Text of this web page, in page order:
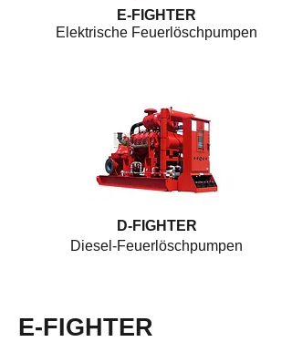
E-FIGHTER
Elektrische Feuerlöschpumpen
D-FIGHTER
Diesel-Feuerlöschpumpen
E-FIGHTER